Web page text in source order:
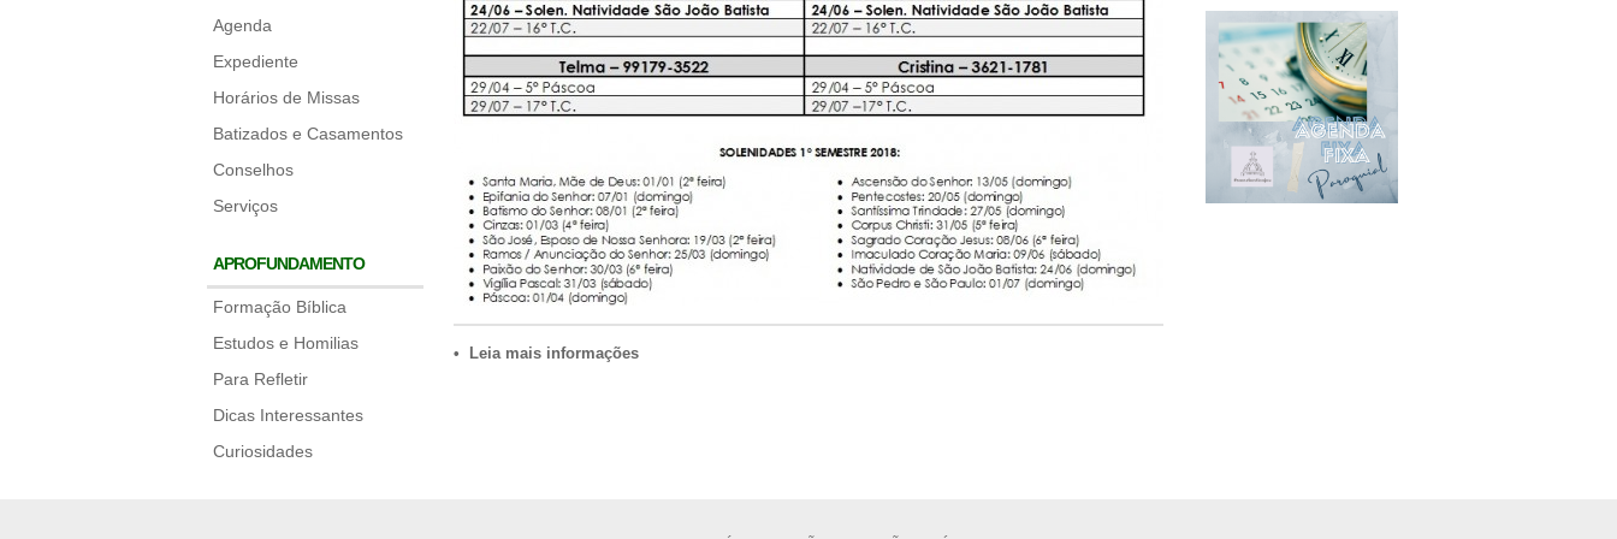
Agenda
Expediente
Horários de Missas
Batizados e Casamentos
Conselhos
Serviços
APROFUNDAMENTO
Formação Bíblica
Estudos e Homilias
Para Refletir
Dicas Interessantes
Curiosidades
• Leia mais informações